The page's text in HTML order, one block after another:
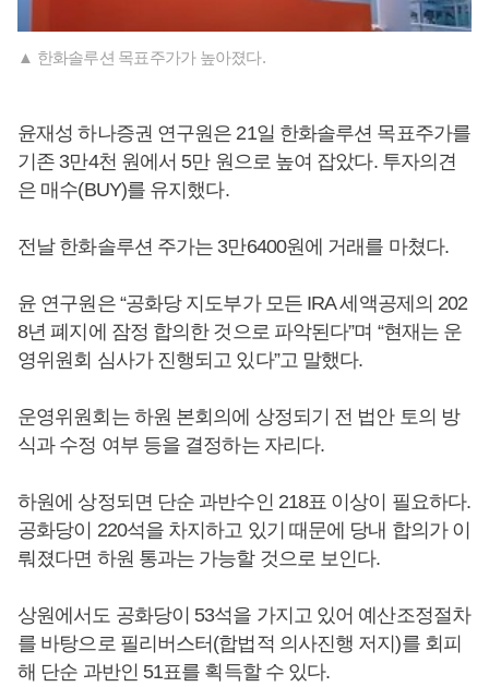
▲ 한화솔루션 목표주가가 높아졌다.
윤재성 하나증권 연구원은 21일 한화솔루션 목표주가를
기존 3만4천 원에서 5만 원으로 높여 잡았다. 투자의견
은 매수(BUY)를 유지했다.
전날 한화솔루션 주가는 3만6400원에 거래를 마쳤다.
윤 연구원은 “공화당 지도부가 모든 IRA 세액공제의 202
8년 폐지에 잠정 합의한 것으로 파악된다”며 “현재는 운
영위원회 심사가 진행되고 있다”고 말했다.
운영위원회는 하원 본회의에 상정되기 전 법안 토의 방
식과 수정 여부 등을 결정하는 자리다.
하원에 상정되면 단순 과반수인 218표 이상이 필요하다.
공화당이 220석을 차지하고 있기 때문에 당내 합의가 이
뤄졌다면 하원 통과는 가능할 것으로 보인다.
상원에서도 공화당이 53석을 가지고 있어 예산조정절차
를 바탕으로 필리버스터(합법적 의사진행 저지)를 회피
해 단순 과반인 51표를 획득할 수 있다.